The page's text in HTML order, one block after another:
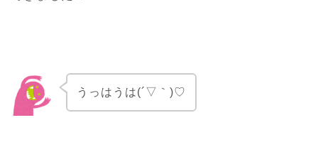
うっはうは(´▽｀)♡